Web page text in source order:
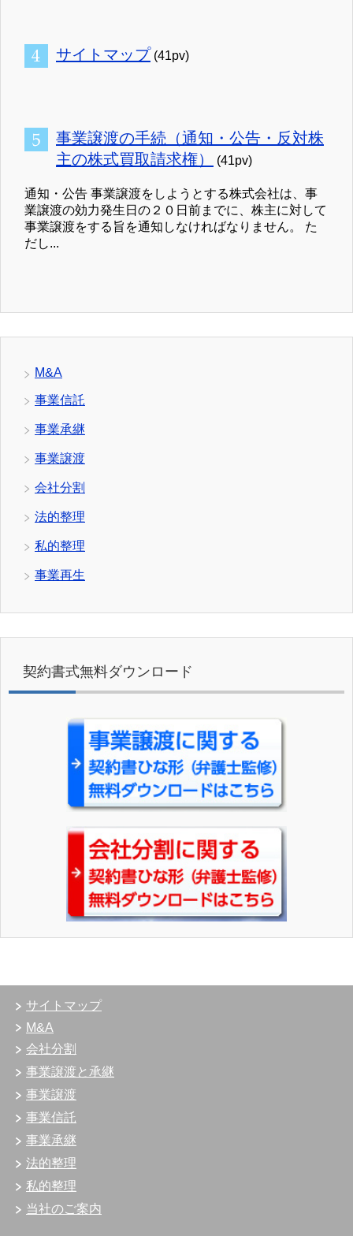
サイトマップ (41pv)
事業譲渡の手続（通知・公告・反対株
主の株式買取請求権）
(41pv)
通知・公告 事業譲渡をしようとする株式会社は、事
業譲渡の効力発生日の２０日前までに、株主に対して
事業譲渡をする旨を通知しなければなりません。 た
だし...
M&A
事業信託
事業承継
事業譲渡
会社分割
法的整理
私的整理
事業再生
契約書式無料ダウンロード
サイトマップ
M&A
会社分割
事業譲渡と承継
事業譲渡
事業信託
事業承継
法的整理
私的整理
当社のご案内